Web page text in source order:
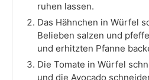
ruhen lassen.
Das Hähnchen in Würfel
Belieben salzen und
und erhitzten Pfanne
Die Tomate in Würfel
und die Avocado